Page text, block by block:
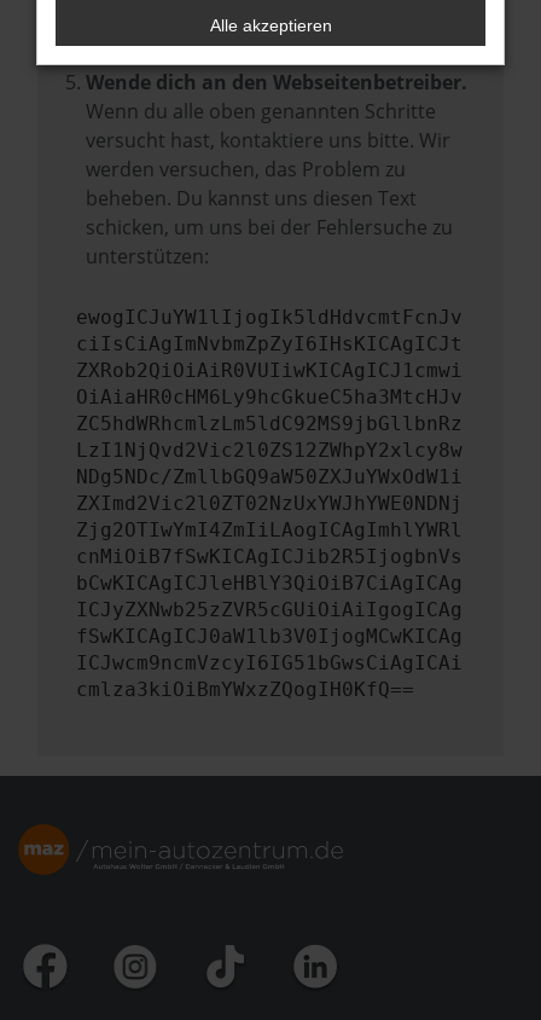
führen, dass bestimmte Funktionen nicht
mehr unterstützt werden.
Wende dich an den Webseitenbetreiber.
Wenn du alle oben genannten Schritte
versucht hast, kontaktiere uns bitte. Wir
werden versuchen, das Problem zu
beheben. Du kannst uns diesen Text
schicken, um uns bei der Fehlersuche zu
unterstützen:
ewogICJuYW1lIjogIk5ldHdvcmtFcnJv
ciIsCiAgImNvbmZpZyI6IHsKICAgICJt
ZXRob2QiOiAiR0VUIiwKICAgICJ1cmwi
OiAiaHR0cHM6Ly9hcGkueC5ha3MtcHJv
ZC5hdWRhcmlzLm5ldC92MS9jbGllbnRz
LzI1NjQvd2Vic2l0ZS12ZWhpY2xlcy8w
NDg5NDc/ZmllbGQ9aW50ZXJuYWxOdW1i
ZXImd2Vic2l0ZT02NzUxYWJhYWE0NDNj
Zjg2OTIwYmI4ZmIiLAogICAgImhlYWRl
cnMiOiB7fSwKICAgICJib2R5IjogbnVs
bCwKICAgICJleHBlY3QiOiB7CiAgICAg
ICJyZXNwb25zZVR5cGUiOiAiIgogICAg
fSwKICAgICJ0aW1lb3V0IjogMCwKICAg
ICJwcm9ncmVzcyI6IG51bGwsCiAgICAi
cmlza3kiOiBmYWxzZQogIH0KfQ==
Alle akzeptieren